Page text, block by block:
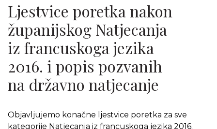
Ljestvice poretka nakon
županijskog Natjecanja
iz francuskoga jezika
2016. i popis pozvanih
na državno natjecanje
Objavljujemo konačne ljestvice poretka za sve
kategorije Natjecanja iz francuskoga jezika 2016.